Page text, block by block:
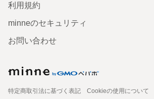
利用規約
minneのセキュリティ
お問い合わせ
特定商取引法に基づく表記
Cookieの使用について